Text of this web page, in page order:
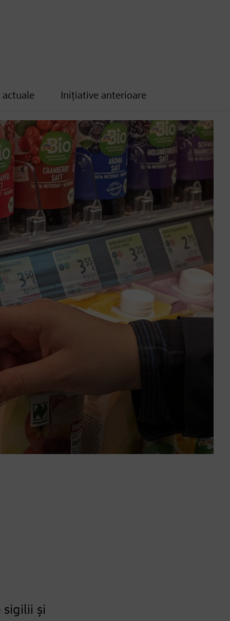
Inițiative anterioare
sigilii și